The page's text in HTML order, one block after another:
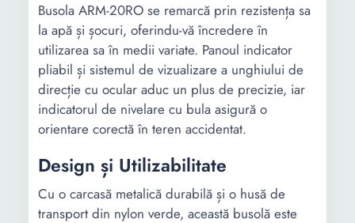
Busola ARM-20RO se remarcă prin rezistența sa
la apă și șocuri, oferindu-vă încredere în
utilizarea sa în medii variate. Panoul indicator
pliabil și sistemul de vizualizare a unghiului de
direcție cu ocular aduc un plus de precizie, iar
indicatorul de nivelare cu bula asigură o
orientare corectă în teren accidentat.
Design și Utilizabilitate
Cu o carcasă metalică durabilă și o husă de
transport din nylon verde, această busolă este